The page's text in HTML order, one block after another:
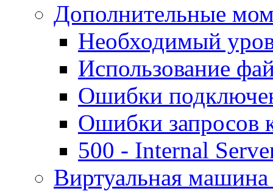
Дополнительные
Необходимый
Использование
Ошибки
Ошибки запросов
500 - Internal
Виртуальная